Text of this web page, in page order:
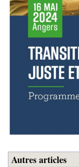
Autres articles